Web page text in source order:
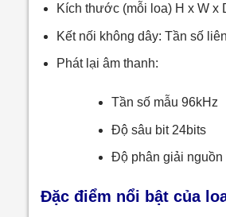
Kích thước (mỗi loa) H x W x
Kết nối không dây: Tần số
Phát lại âm thanh:
Tần số mẫu 96kHz
Độ sâu bit 24bits
Độ phân giải nguồn
Đặc điểm nổi bật của